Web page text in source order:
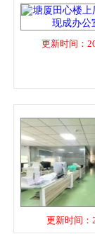
更新时间：
更新时间：